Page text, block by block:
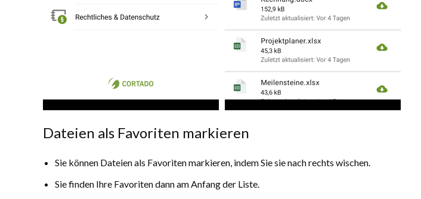
Dateien als Favoriten markieren
Sie können Dateien als Favoriten markieren, indem Sie sie nach rechts wischen.
Sie finden Ihre Favoriten dann am Anfang der Liste.